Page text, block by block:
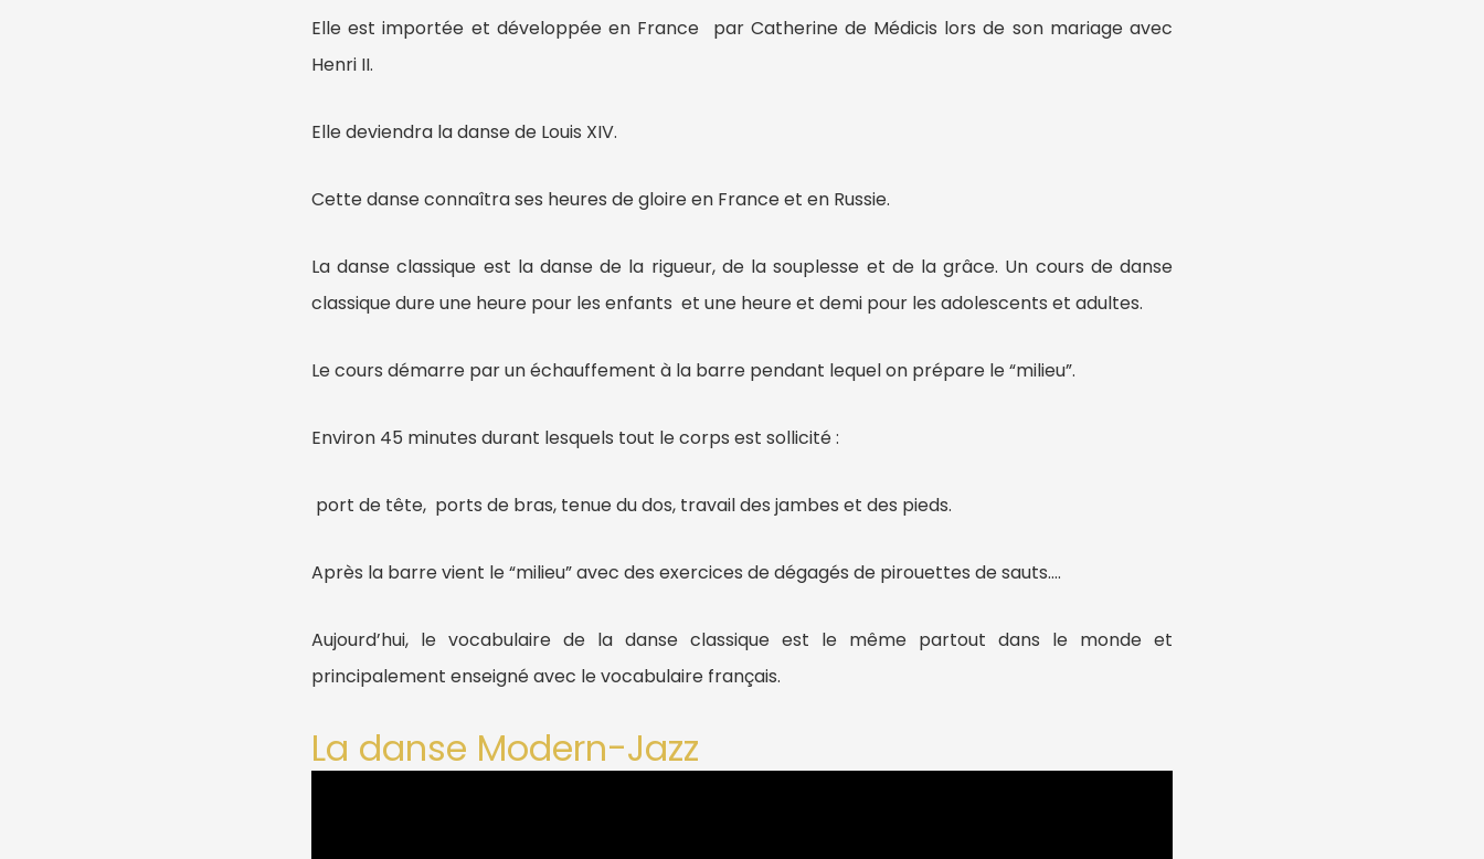
Elle est importée et développée en France par Catherine de Médicis lors de son mariage avec
Henri II.
Elle deviendra la danse de Louis XIV.
Cette danse connaîtra ses heures de gloire en France et en Russie.
La danse classique est la danse de la rigueur, de la souplesse et de la grâce. Un cours de danse
classique dure une heure pour les enfants et une heure et demi pour les adolescents et adultes.
Le cours démarre par un échauffement à la barre pendant lequel on prépare le “milieu”.
Environ 45 minutes durant lesquels tout le corps est sollicité :
port de tête, ports de bras, tenue du dos, travail des jambes et des pieds.
Après la barre vient le “milieu” avec des exercices de dégagés de pirouettes de sauts….
Aujourd’hui, le vocabulaire de la danse classique est le même partout dans le monde et
principalement enseigné avec le vocabulaire français.
La danse Modern-Jazz